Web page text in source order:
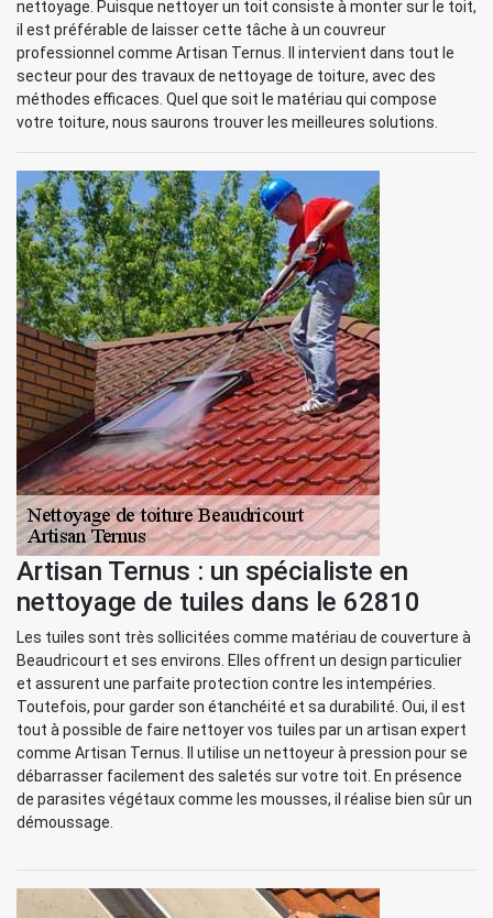
nettoyage. Puisque nettoyer un toit consiste à monter sur le toit,
il est préférable de laisser cette tâche à un couvreur
professionnel comme Artisan Ternus. Il intervient dans tout le
secteur pour des travaux de nettoyage de toiture, avec des
méthodes efficaces. Quel que soit le matériau qui compose
votre toiture, nous saurons trouver les meilleures solutions.
Artisan Ternus : un spécialiste en
nettoyage de tuiles dans le 62810
Les tuiles sont très sollicitées comme matériau de couverture à
Beaudricourt et ses environs. Elles offrent un design particulier
et assurent une parfaite protection contre les intempéries.
Toutefois, pour garder son étanchéité et sa durabilité. Oui, il est
tout à possible de faire nettoyer vos tuiles par un artisan expert
comme Artisan Ternus. Il utilise un nettoyeur à pression pour se
débarrasser facilement des saletés sur votre toit. En présence
de parasites végétaux comme les mousses, il réalise bien sûr un
démoussage.